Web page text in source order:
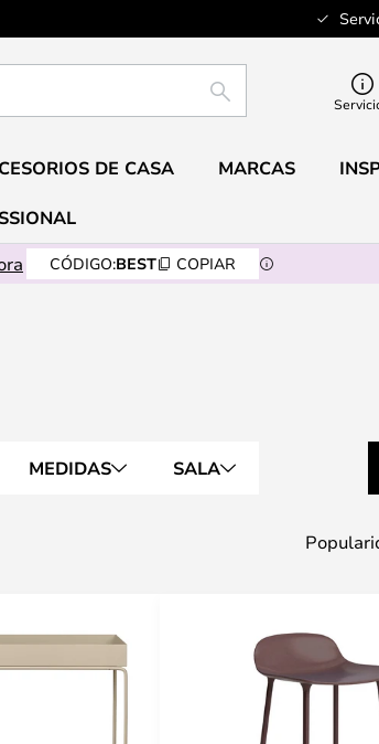
BUSCAR
DE CASA MARCAS
CÓDIGO:BEST COPIAR
MEDIDAS SALA